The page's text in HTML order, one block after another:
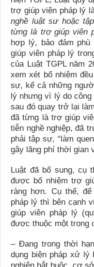
trợ giúp viên pháp lý
nghề luật sư hoặc
từng là trợ giúp viên
hợp lý, bảo đảm
giúp viên pháp lý
của Luật TGPL năm
xem xét bổ nhiệm
sự, kể cả những
lý nhưng vì lý do
sau đó quay trở lại
đã từng là trợ giúp
tiễn nghề nghiệp, đã
phải tập sự, “làm
gây lãng phí thời gian
Luật đã bổ sung, cụ
được bổ nhiệm trợ
ràng hơn. Cụ thể,
pháp lý thì bên cạnh
giúp viên pháp lý
được thuộc một trong
– Đang trong thời
dụng biện pháp xử
nghiện bắt buộc, cơ